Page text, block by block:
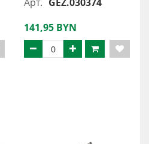
141,95 BYN